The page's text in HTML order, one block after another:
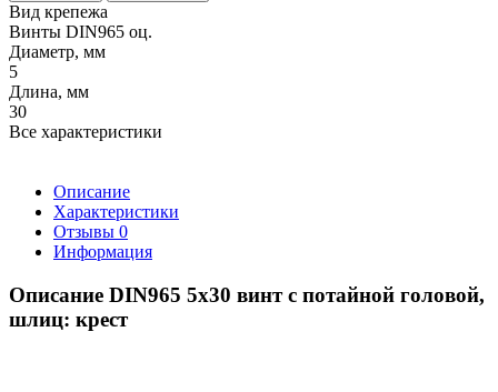
Вид крепежа
Винты DIN965 оц.
Диаметр, мм
5
Длина, мм
30
Все характеристики
Описание
Характеристики
Отзывы 0
Информация
Описание DIN965 5х30 винт с потайной головой,
шлиц: крест